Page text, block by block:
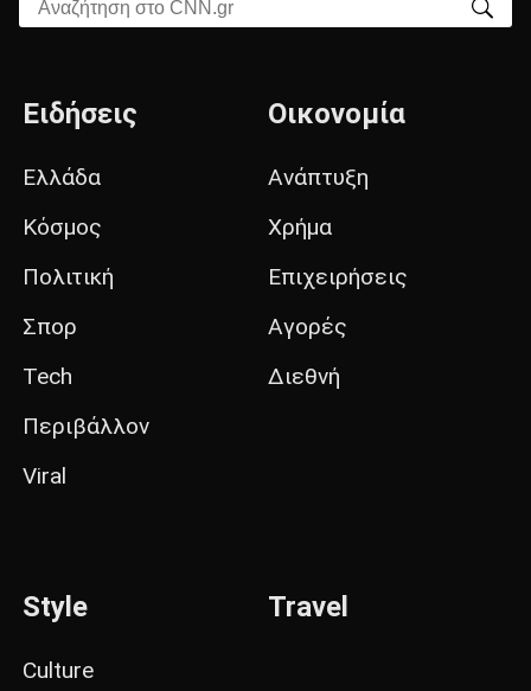
Ειδήσεις
Ελλάδα
Κόσμος
Πολιτική
Σπορ
Tech
Περιβάλλον
Viral
Οικονομία
Ανάπτυξη
Χρήμα
Επιχειρήσεις
Αγορές
Διεθνή
Style
Culture
Travel